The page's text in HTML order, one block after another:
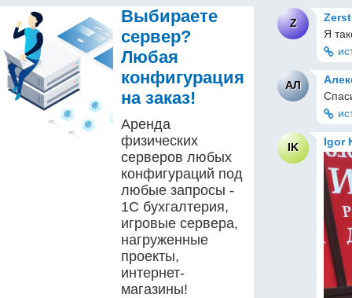
Выбираете
сервер?
Любая
конфигурация
на заказ!
Аренда
физических
серверов любых
конфигураций под
любые запросы -
1С бухгалтерия,
игровые сервера,
нагруженные
проекты,
интернет-
магазины!
Z
Я
АЛ
IK Igor